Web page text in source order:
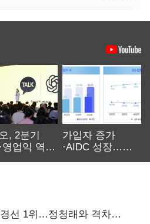
, 2분기
영업익 역대
가입자 증가
·AIDC 성장…
선 1위…정청래와 격차